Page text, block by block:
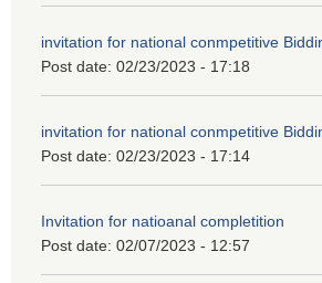
invitation for national conmpetitive
Post date: 02/23/2023 - 17:18
invitation for national conmpetitive
Post date: 02/23/2023 - 17:14
Invitation for natioanal completition
Post date: 02/07/2023 - 12:57